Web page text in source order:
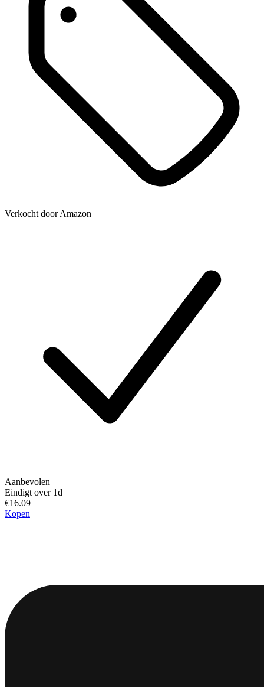
Verkocht doorAmazon
Aanbevolen
Eindigt over 1d
€16.09
Kopen